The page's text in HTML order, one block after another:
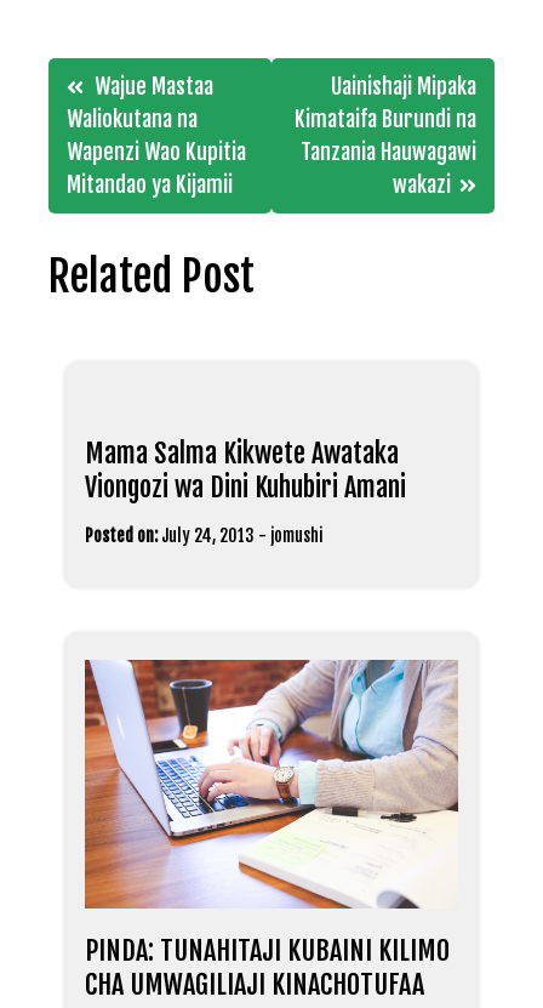
Post
navigation
Wajue Mastaa
Waliokutana na
Wapenzi Wao Kupitia
Mitandao ya Kijamii
Uainishaji Mipaka
Kimataifa Burundi na
Tanzania Hauwagawi
wakazi
Related Post
Mama Salma Kikwete Awataka
Viongozi wa Dini Kuhubiri Amani
Posted on: July 24, 2013 - jomushi
PINDA: TUNAHITAJI KUBAINI KILIMO
CHA UMWAGILIAJI KINACHOTUFAA